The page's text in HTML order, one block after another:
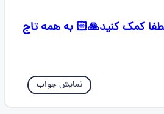
7 تاریخ لطفا کمک کنید🙏🏻 به همه تاج
نمایش جواب